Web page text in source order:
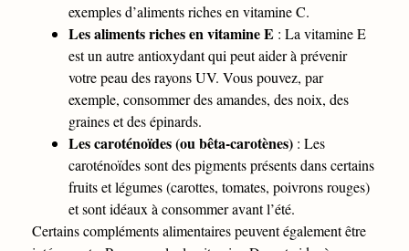
exemples d’aliments riches en vitamine C.
Les aliments riches en vitamine E : La vitamine E
est un autre antioxydant qui peut aider à prévenir
votre peau des rayons UV. Vous pouvez, par
exemple, consommer des amandes, des noix, des
graines et des épinards.
Les caroténoïdes (ou bêta-carotènes) : Les
caroténoïdes sont des pigments présents dans certains
fruits et légumes (carottes, tomates, poivrons rouges)
et sont idéaux à consommer avant l’été.
Certains compléments alimentaires peuvent également être